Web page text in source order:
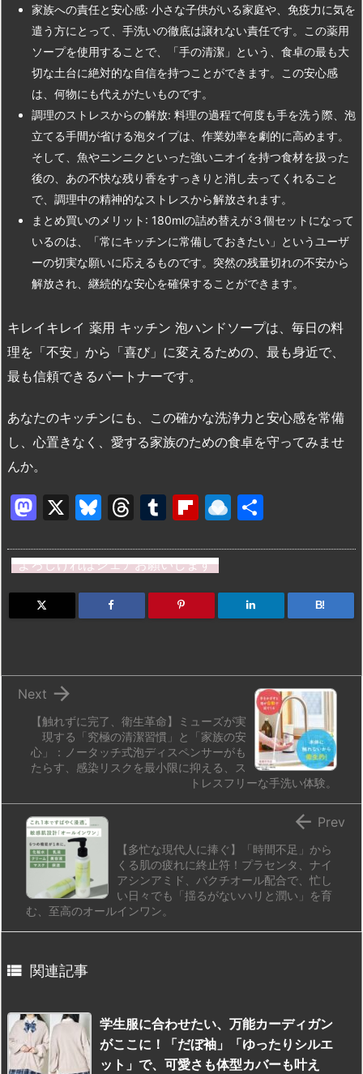
家族への責任と安心感: 小さな子供がいる家庭や、免疫力に気を
遣う方にとって、手洗いの徹底は譲れない責任です。この薬用
ソープを使用することで、「手の清潔」という、食卓の最も大
切な土台に絶対的な自信を持つことができます。この安心感
は、何物にも代えがたいものです。
調理のストレスからの解放: 料理の過程で何度も手を洗う際、泡
立てる手間が省ける泡タイプは、作業効率を劇的に高めます。
そして、魚やニンニクといった強いニオイを持つ食材を扱った
後の、あの不快な残り香をすっきりと消し去ってくれること
で、調理中の精神的なストレスから解放されます。
まとめ買いのメリット: 180mlの詰め替えが３個セットになって
いるのは、「常にキッチンに常備しておきたい」というユーザ
ーの切実な願いに応えるものです。突然の残量切れの不安から
解放され、継続的な安心を確保することができます。
キレイキレイ 薬用 キッチン 泡ハンドソープは、毎日の料
理を「不安」から「喜び」に変えるための、最も身近で、
最も信頼できるパートナーです。
あなたのキッチンにも、この確かな洗浄力と安心感を常備
し、心置きなく、愛する家族のための食卓を守ってみませ
んか。
M
st
o
d
X
Bl
e
s
k
T
e
a
d
T
m
bl
r
Fl
b
o
ar
R
n
dr
o
よろしければシェアお願いします
B!
【触れずに完了、衛生革命】ミューズが実
現する「究極の清潔習慣」と「家族の安
心」：ノータッチ式泡ディスペンサーがも
たらす、感染リスクを最小限に抑える、ス
トレスフリーな手洗い体験。

Next
【多忙な現代人に捧ぐ】「時間不足」から
くる肌の疲れに終止符！プラセンタ、ナイ
アシンアミド、バクチオール配合で、忙し
い日々でも「揺るがないハリと潤い」を育
む、至高のオールインワン。
 Prev
 関連記事
学生服に合わせたい、万能カーディガン
がここに！「だぼ袖」「ゆったりシルエ
ット」で、可愛さも体型カバーも叶え